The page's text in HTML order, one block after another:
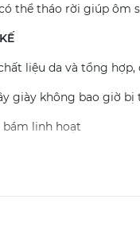
thể tháo rời giúp ôm
liệu da và tổng hợp,
giày không bao giờ bị
linh hoạt